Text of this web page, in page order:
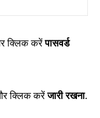
क्लिक करेंपासवर्ड
क्लिक करेंजारी रखना.